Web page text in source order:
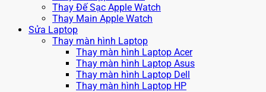
Thay Đế Sạc Apple Watch
Thay Main Apple Watch
Sửa Laptop
Thay màn hình Laptop
Thay màn hình Laptop Acer
Thay màn hình Laptop Asus
Thay màn hình Laptop Dell
Thay màn hình Laptop HP